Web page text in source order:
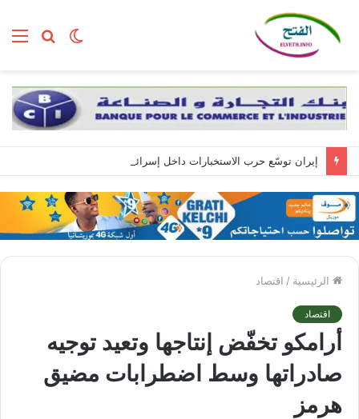
بحث الوضع
الرئيسية / اقتصاد
اقتصاد
أرامكو تخفّض إنتاجها وتعيد توجيه
صادراتها وسط اضطرابات مضيق
هرمز